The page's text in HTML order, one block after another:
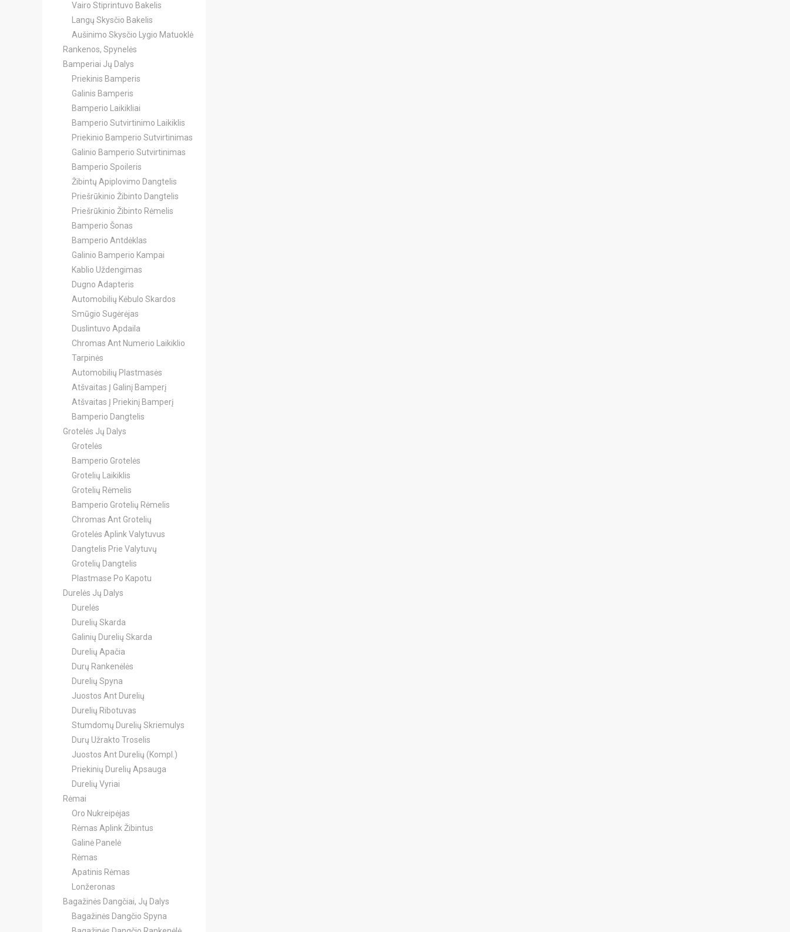
Vairo Stiprintuvo Bakelis
Langų Skysčio Bakelis
Aušinimo Skysčio Lygio Matuoklė
Rankenos, Spynelės
Bamperiai Jų Dalys
Priekinis Bamperis
Galinis Bamperis
Bamperio Laikikliai
Bamperio Sutvirtinimo Laikiklis
Priekinio Bamperio Sutvirtinimas
Galinio Bamperio Sutvirtinimas
Bamperio Spoileris
Žibintų Apiplovimo Dangtelis
Priešrūkinio Žibinto Dangtelis
Priešrūkinio Žibinto Rėmelis
Bamperio Šonas
Bamperio Antdėklas
Galinio Bamperio Kampai
Kablio Uždengimas
Dugno Adapteris
Automobilių Kėbulo Skardos
Smūgio Sugėrėjas
Duslintuvo Apdaila
Chromas Ant Numerio Laikiklio
Tarpinės
Automobilių Plastmasės
Atšvaitas Į Galinį Bamperį
Atšvaitas Į Priekinį Bamperį
Bamperio Dangtelis
Grotelės Jų Dalys
Grotelės
Bamperio Grotelės
Grotelių Laikiklis
Grotelių Rėmelis
Bamperio Grotelių Rėmelis
Chromas Ant Grotelių
Grotelės Aplink Valytuvus
Dangtelis Prie Valytuvų
Grotelių Dangtelis
Plastmase Po Kapotu
Durelės Jų Dalys
Durelės
Durelių Skarda
Galinių Durelių Skarda
Durelių Apačia
Durų Rankenėlės
Durelių Spyna
Juostos Ant Durelių
Durelių Ribotuvas
Stumdomų Durelių Skriemulys
Durų Užrakto Troselis
Juostos Ant Durelių (Kompl.)
Priekinių Durelių Apsauga
Durelių Vyriai
Rėmai
Oro Nukreipėjas
Rėmas Aplink Žibintus
Galinė Panelė
Rėmas
Apatinis Rėmas
Lonžeronas
Bagažinės Dangčiai, Jų Dalys
Bagažinės Dangčio Spyna